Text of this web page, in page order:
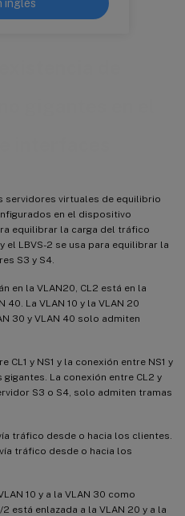
inglés
servidores virtuales de equilibrio
en el dispositivo
equilibrar la carga del tráfico
el LBVS-2 se usa para equilibrar la
S3 y S4.
en la VLAN20, CL2 está en la
40. La VLAN 10 y la VLAN 20
30 y VLAN 40 solo admiten
y NS1 y la conexión entre NS1 y
La conexión entre CL2 y
S3 o S4, solo admiten tramas
tráfico desde o hacia los clientes.
tráfico desde o hacia los
10 y a la VLAN 30 como
está enlazada a la VLAN 20 y a la